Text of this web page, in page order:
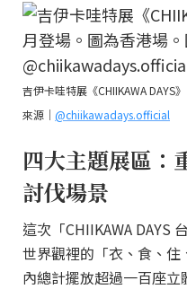
吉伊卡哇特展《CHIIKAWA DAYS
來源｜ @chiikawadays.official
四大主題展區：
討伐場景
這次「CHIIKAWA DAYS
世界觀裡的「衣、食、
內總計擺放超過一百座